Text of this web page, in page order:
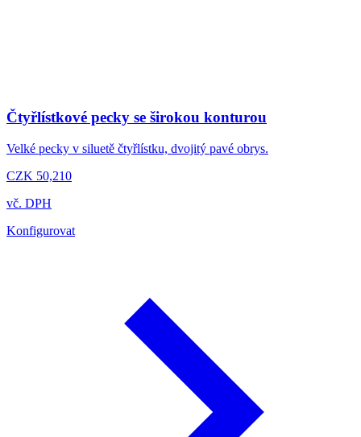
Čtyřlístkové pecky se širokou konturou
Velké pecky v siluetě čtyřlístku, dvojitý pavé obrys.
CZK 50,210
vč. DPH
Konfigurovat